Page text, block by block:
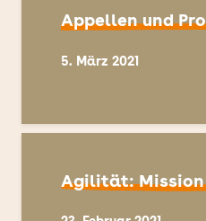
Appellen und
5. März 2021
Agilität: Mission